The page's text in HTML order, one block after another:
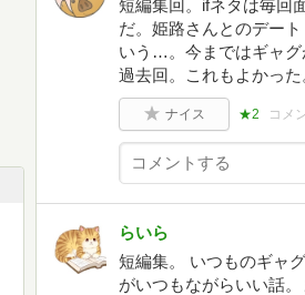
短編集回。ifネタは毎回
だ。姫路さんとのデー
いう…。今まではギャグ
過去回。これもよかっ
ナイス ★2 コメ
らいら
短編集。 いつものギャ
がいつもながらいい話